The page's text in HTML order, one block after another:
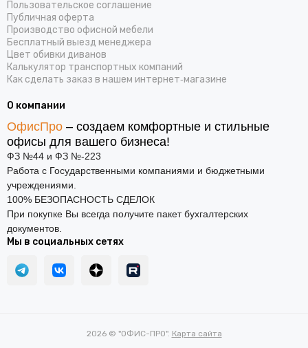
Пользовательское соглашение
Публичная оферта
Производство офисной мебели
Бесплатный выезд менеджера
Цвет обивки диванов
Калькулятор транспортных компаний
Как сделать заказ в нашем интернет‑магазине
О компании
ОфисПро – создаем комфортные и стильные
офисы для вашего бизнеса!
ФЗ №44 и ФЗ №-223
Работа с Государственными компаниями и бюджетными
учреждениями.
100% БЕЗОПАСНОСТЬ СДЕЛОК
При покупке Вы всегда получите пакет бухгалтерских
документов.
Мы в социальных сетях
2026 © "ОФИС-ПРО". Карта сайта